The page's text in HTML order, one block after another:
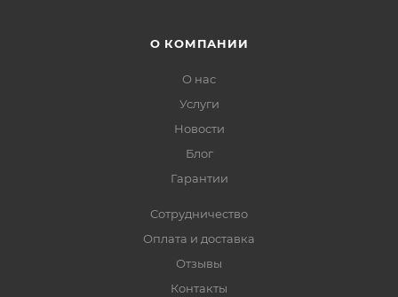
О КОМПАНИИ
О нас
Услуги
Новости
Блог
Гарантии
Сотрудничество
Оплата и доставка
Отзывы
Контакты